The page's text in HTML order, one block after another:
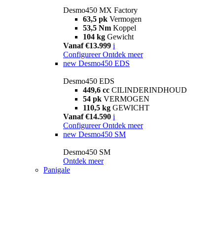
Desmo450 MX Factory
63,5 pk Vermogen
53,5 Nm Koppel
104 kg Gewicht
Vanaf €13.999 i
Configureer Ontdek meer
new Desmo450 EDS
Desmo450 EDS
449,6 cc CILINDERINDHOUD
54 pk VERMOGEN
110,5 kg GEWICHT
Vanaf €14.590 i
Configureer Ontdek meer
new Desmo450 SM
Desmo450 SM
Ontdek meer
Panigale